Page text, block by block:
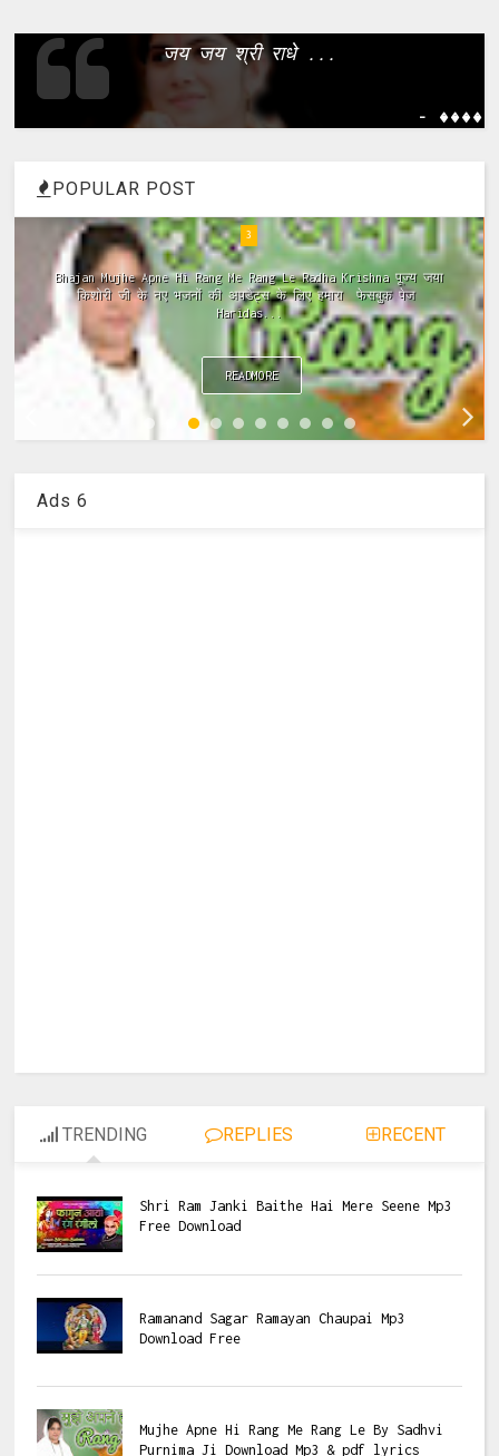
जय जय श्री राधे ...
- ����
POPULAR POST
4
Meri Vinti Yahi Hai Radha Rani Dj (Remix) MIx Download:
Click This Link ~Meri Vinti Yahi Hai Radha Rani Dj (Remix)
MIx Full ...
READMORE
Ads 6
TRENDING REPLIES RECENT
Shri Ram Janki Baithe Hai Mere Seene Mp3
Free Download
Ramanand Sagar Ramayan Chaupai Mp3
Download Free
Mujhe Apne Hi Rang Me Rang Le By Sadhvi
Purnima Ji Download Mp3 & pdf lyrics